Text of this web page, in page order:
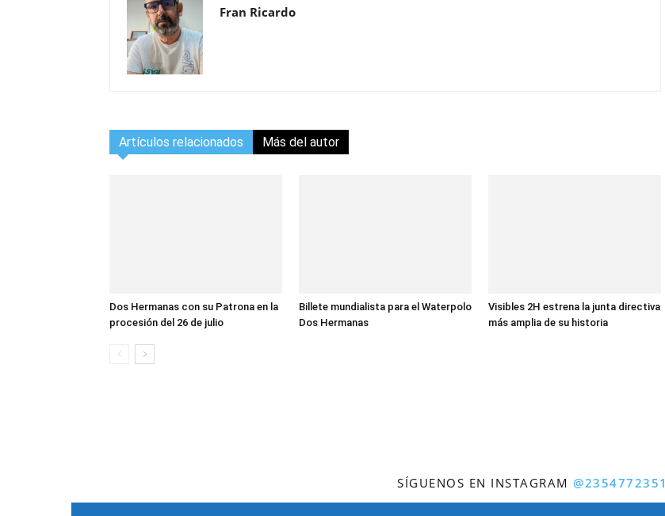
Fran Ricardo
Artículos relacionados Más del autor
Dos Hermanas con su Patrona en la
procesión del 26 de julio
Billete mundialista para el Waterpolo
Dos Hermanas
Visibles 2H estrena la junta directiva
más amplia de su historia
SÍGUENOS EN INSTAGRAM@2354772351